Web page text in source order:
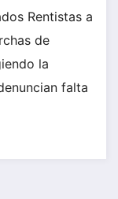
Rentistas a
de
la
falta